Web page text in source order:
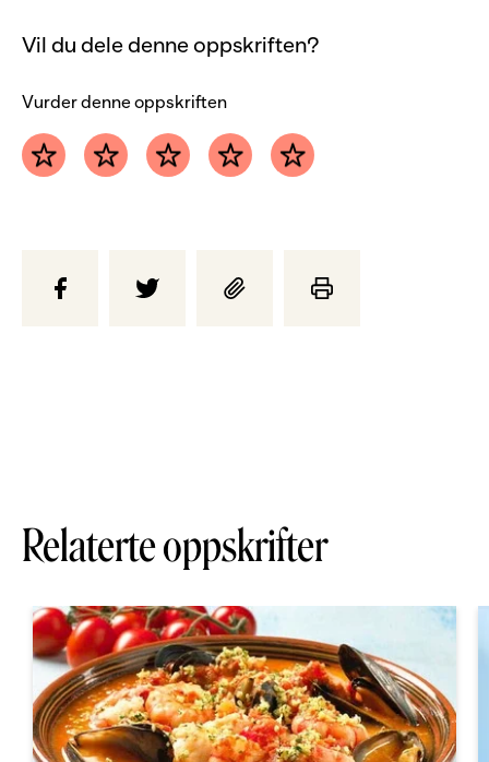
Vil du dele denne oppskriften?
Vurder denne oppskriften
Relaterte oppskrifter